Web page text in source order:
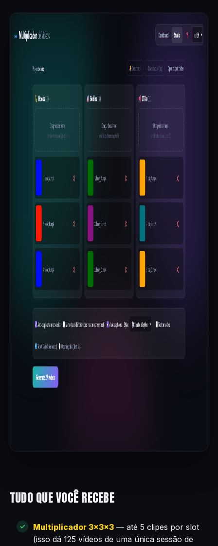
TUDO QUE VOCÊ RECEBE
Multiplicador 3×3×3 — até 5 clipes por slot
(isso dá 125 vídeos de uma única sessão de